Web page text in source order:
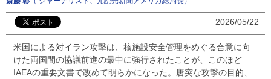
2026/05/22
米国による対イラン攻撃は、核施設安全管理をめぐる合意に向
けた両国間の協議前進の最中に強行されたことが、このほど
IAEAの重要文書で改めて明らかになった。唐突な攻撃の目的、